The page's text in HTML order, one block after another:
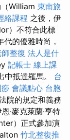
William 東南旅
絡課程 之後，伊
）不符合此標
的優雅時尚，
整復 法人是什
記帳士 線上課
中抵達羅馬。 台
會議點心 台胞
院的規定和義務
·麥克萊蘭·亨特
）正式參加演
竹北整復推